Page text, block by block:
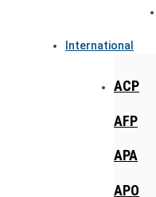
International
ACP
AFP
APA
APO